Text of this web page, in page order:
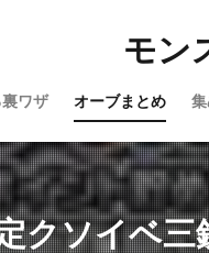
モン
ワザ オーブまとめ
クソイベ